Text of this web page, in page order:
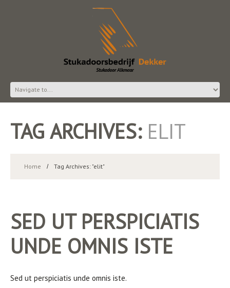
TAG ARCHIVES: ELIT
Home Tag Archives: "elit"
SED UT PERSPICIATIS
UNDE OMNIS ISTE
Sed ut perspiciatis unde omnis iste.